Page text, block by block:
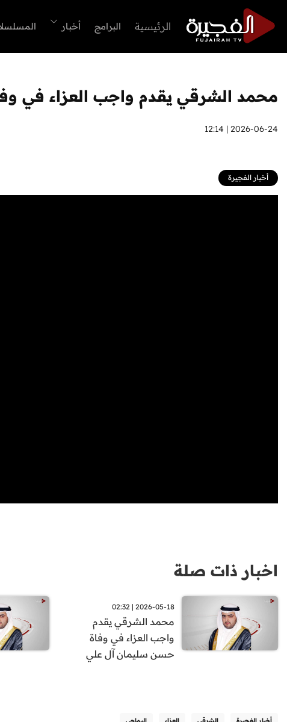
الرئيسية البرامج أخبار
محمد الشرقي يقدم واجب العزاء في
2026-06-24 | 12:14
أخبار الفجيرة
اخبار ذات صلة
2026-05-18 | 02:32
محمد الشرقي يقدم
واجب العزاء في وفاة
حسن سليمان آل علي